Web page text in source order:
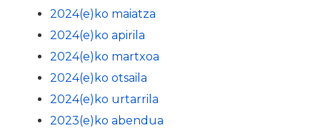
2024(e)ko maiatza
2024(e)ko apirila
2024(e)ko martxoa
2024(e)ko otsaila
2024(e)ko urtarrila
2023(e)ko abendua